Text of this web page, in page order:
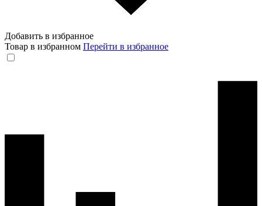
Добавить в избранное
Товар в избранном Перейти в избранное